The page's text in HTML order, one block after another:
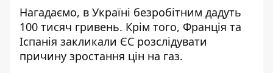
Нагадаємо, в Україні безробітним дадуть
100 тисяч гривень. Крім того, Франція та
Іспанія закликали ЄС розслідувати
причину зростання цін на газ.